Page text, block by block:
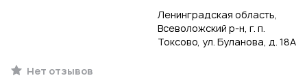
Ленинградская область,
Всеволожский р-н, г. п.
Токсово, ул. Буланова, д. 18А
Нет отзывов